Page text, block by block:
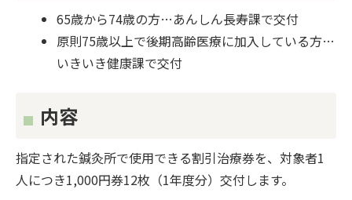
65歳から74歳の方…あんしん長寿課で交付
原則75歳以上で後期高齢医療に加入している方…
いきいき健康課で交付
内容
指定された鍼灸所で使用できる割引治療券を、対象者1
人につき1,000円券12枚（1年度分）交付します。